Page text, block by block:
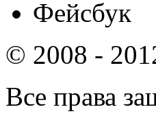
Фейсбук
© 2008 -
Все права